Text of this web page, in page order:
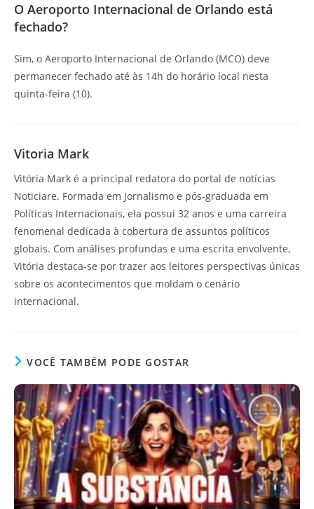
O Aeroporto Internacional de Orlando está
fechado?
Sim, o Aeroporto Internacional de Orlando (MCO) deve
permanecer fechado até às 14h do horário local nesta
quinta-feira (10).
Vitoria Mark
Vitória Mark é a principal redatora do portal de notícias
Noticiare. Formada em Jornalismo e pós-graduada em
Políticas Internacionais, ela possui 32 anos e uma carreira
fenomenal dedicada à cobertura de assuntos políticos
globais. Com análises profundas e uma escrita envolvente,
Vitória destaca-se por trazer aos leitores perspectivas únicas
sobre os acontecimentos que moldam o cenário
internacional.
VOCÊ TAMBÉM PODE GOSTAR